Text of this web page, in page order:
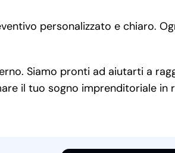
personalizzato e chiaro.
Siamo pronti ad aiutarti a
il tuo sogno imprenditoriale in